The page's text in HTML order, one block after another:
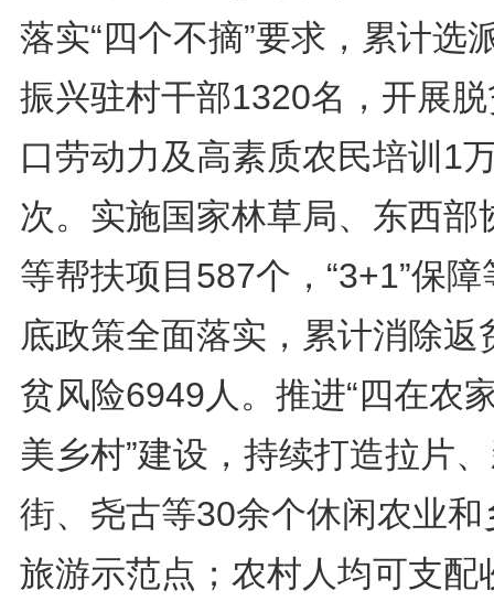
落实“四个不摘”要求，累计选
振兴驻村干部1320名，开展
口劳动力及高素质农民培训1
次。实施国家林草局、东西部
等帮扶项目587个，“3+1”保障
底政策全面落实，累计消除返
贫风险6949人。推进“四在农
美乡村”建设，持续打造拉片
街、尧古等30余个休闲农业和
旅游示范点；农村人均可支配